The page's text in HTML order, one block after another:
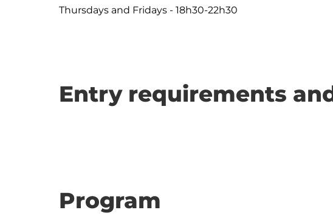
Thursdays and Fridays - 18h30-22h30
Entry requirements
Program